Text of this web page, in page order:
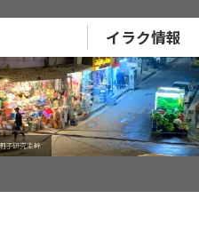
イラク情報
子研究主幹